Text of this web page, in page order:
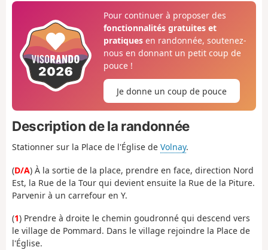
Pour continuer à proposer des
fonctionnalités gratuites et
pratiquesen randonnée, soutenez-
nous en donnant un petit coup de
pouce !
Je donne un coup de pouce
Description de la randonnée
Stationner sur la Place de l'Église de Volnay.
(D/A) À la sortie de la place, prendre en face, direction Nord
Est, la Rue de la Tour qui devient ensuite la Rue de la Piture.
Parvenir à un carrefour en Y.
(1) Prendre à droite le chemin goudronné qui descend vers
le village de Pommard. Dans le village rejoindre la Place de
l'Église.